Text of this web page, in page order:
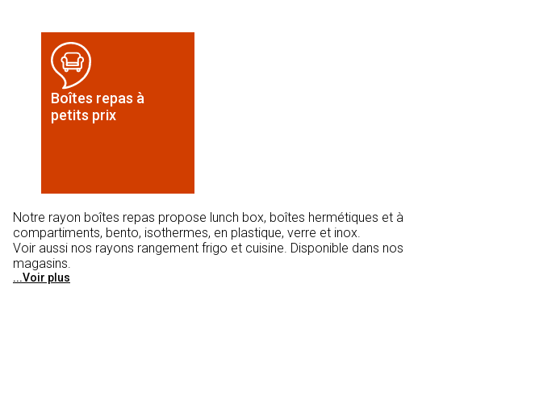
Boîtes repas à
petits prix
Notre rayon boîtes repas propose lunch box, boîtes hermétiques et à
compartiments, bento, isothermes, en plastique, verre et inox.
Voir aussi nos rayons rangement frigo et cuisine. Disponible dans nos
magasins.
...Voir plus